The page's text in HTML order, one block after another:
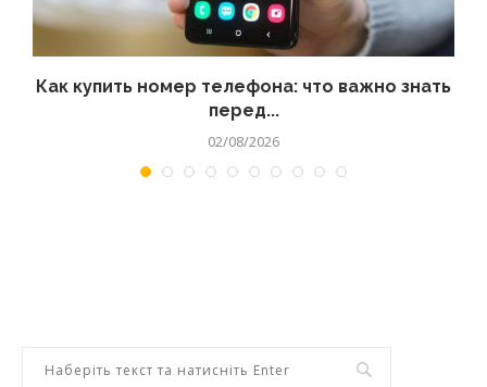
Как купить номер телефона: что важно знать
перед...
02/08/2026